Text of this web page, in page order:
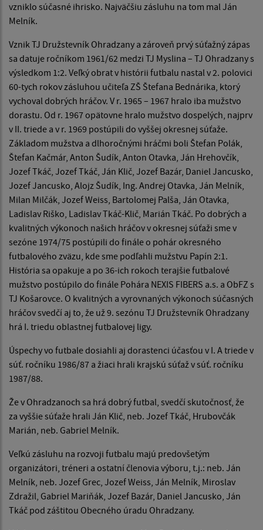
vzniklo súčasné ihrisko. Najväčšiu zásluhu na tom mal Ján
Melník.
Vznik TJ Družstevník Ohradzany a zároveň prvý súťažný zápas
sa datuje ročníkom 1961/62 medzi TJ Myslina – TJ Ohradzany s
výsledkom 1:2. Veľký obrat v histórii futbalu nastal v 2. polovici
60-tych rokov zásluhou učiteľa ZŠ Štefana Bednárika, ktorý
vychoval dobrých hráčov. V r. 1965 – 1967 hralo iba mužstvo
dorastu. Od r. 1967 opätovne hralo mužstvo dospelých, najprv
v II. triede a v r. 1969 postúpili do vyššej okresnej súťaže.
Základom mužstva a dlhoročnými hráčmi boli Štefan Polák,
Štefan Kačmár, Anton Šudík, Anton Otavka, Ján Hrehovčík,
Jozef Tkáč, Jozef Tkáč, Ján Klič, Jozef Bazár, Daniel Jancusko,
Jozef Jancusko, Alojz Šudík, Ing. Andrej Otavka, Ján Melník,
Milan Milčák, Jozef Weiss, Bartolomej Palša, Ján Otavka,
Ladislav Riško, Ladislav Tkáč-Klič, Marián Tkáč. Po dobrých a
kvalitných výkonoch našich hráčov v okresnej súťaži sme v
sezóne 1974/75 postúpili do finále o pohár okresného
futbalového zväzu, kde sme podľahli mužstvu Papín 2:1.
História sa opakuje a po 36-ich rokoch terajšie futbalové
mužstvo postúpilo do finále Pohára NEXIS FIBERS a.s. a ObFZ s
TJ Košarovce. O kvalitných a vyrovnaných výkonoch súčasných
hráčov svedčí aj to, že už 9. sezónu TJ Družstevník Ohradzany
hrá I. triedu oblastnej futbalovej ligy.
Úspechy vo futbale dosiahli aj dorastenci účasťou v I. A triede v
súť. ročníku 1986/87 a žiaci hrali krajskú súťaž v súť. ročníku
1987/88.
Že v Ohradzanoch sa hrá dobrý futbal, svedčí skutočnosť, že
za vyššie súťaže hrali Ján Klič, neb. Jozef Tkáč, Hrubovčák
Marián, neb. Gabriel Melník.
Veľkú zásluhu na rozvoji futbalu majú predovšetým
organizátori, tréneri a ostatní členovia výboru, t.j.: neb. Ján
Melník, neb. Jozef Grec, Jozef Weiss, Ján Melník, Miroslav
Zdražil, Gabriel Mariňák, Jozef Bazár, Daniel Jancusko, Ján
Tkáč pod záštitou Obecného úradu Ohradzany.